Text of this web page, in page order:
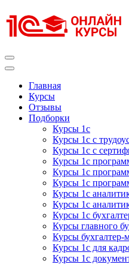
к
содержимому
Главная
Курсы
Отзывы
Подборки
Курсы 1с
Курсы 1с с
Курсы 1с с
Курсы 1с
Курсы 1с
Курсы 1с
Курсы 1с
Курсы 1с
Курсы 1с
Курсы главного
Курсы бухгалтер-
Курсы 1с для
Курсы 1с